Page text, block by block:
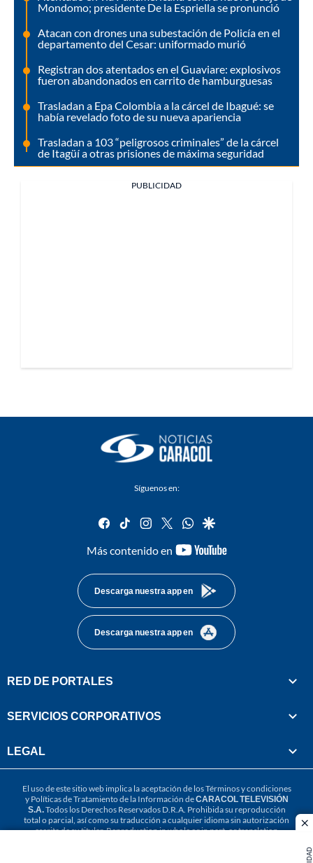
Mondomo; presidente De la Espriella se pronunció
Atacan con drones una subestación de Policía en el
departamento del Cesar: uniformado murió
Registran dos atentados en el Guaviare: explosivos
fueron abandonados en carrito de hamburguesas
Trasladan a Epa Colombia a la cárcel de Ibagué: se
había revelado foto de su nueva apariencia
Trasladan a 103 “peligrosos criminales” de la cárcel
de Itagüí a otras prisiones de máxima seguridad
PUBLICIDAD
Síguenos en:
facebook
tiktok instagram
twitterwhatsapp
google
Más contenido en
youtube-
Descarga nuestra app en
Descarga nuestra app en
RED DE PORTALES
SERVICIOS CORPORATIVOS
LEGAL
El uso de este sitio web implica la aceptación de losTérminos y condiciones
y Políticas de Tratamiento de la Información deCARACOL TELEVISIÓN
S.A.Todos los Derechos Reservados D.R.A. Prohibida su reproducción
total o parcial, así como su traducción a cualquier idioma sin autorización
escrita de su titular. Reproduction in whole or in part, or translation